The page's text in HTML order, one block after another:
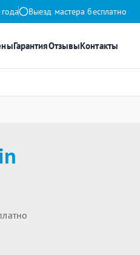
Выезд мастера бесплатно
ГарантияОтзывыКонтакты